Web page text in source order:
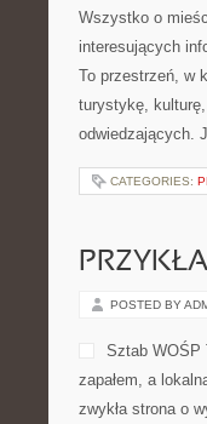
Wszystko o
interesujących
To przestrzeń, w
turystykę,
odwiedzających.
CATEGORIES:
POSTED BY
Sztab WOŚP
zapałem, a
zwykła strona o